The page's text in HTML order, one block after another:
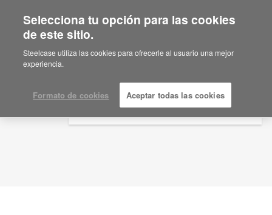
Are you in United States?
Would you like to see Products we sell in
your region?
English
Español
Idea de planificación
ID: TT9UC9RY
Selecciona tu opción para las cookies
de este sitio.
Steelcase utiliza las cookies para ofrecerle al usuario una mejor
experiencia.
Formato de cookies Aceptar todas las cookies